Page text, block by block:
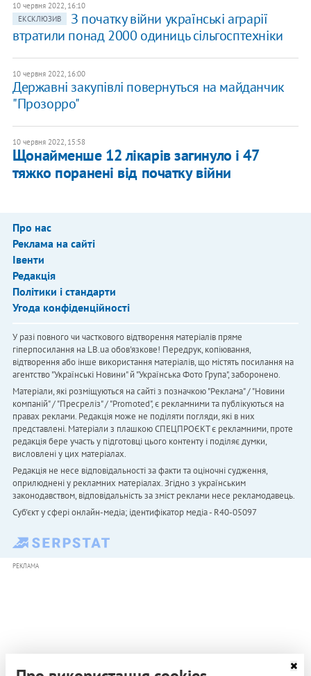
10 червня 2022, 16:10
ЕКСКЛЮЗИВ
З початку війни українські аграрії
втратили понад 2000 одиниць сільгосптехніки
10 червня 2022, 16:00
Державні закупівлі повернуться на майданчик
"Прозорро"
10 червня 2022, 15:58
Щонайменше 12 лікарів загинуло і 47
тяжко поранені від початку війни
Про нас
Реклама на сайті
Івенти
Редакція
Політики і стандарти
Угода конфіденційності
У разі повного чи часткового відтворення матеріалів пряме
гіперпосилання на LB.ua обов'язкове! Передрук, копіювання,
відтворення або інше використання матеріалів, що містять посилання на
агентство "Українськi Новини" й "Українська Фото Група", заборонено.
Матеріали, які розміщуються на сайті з позначкою "Реклама" / "Новини
компаній" / "Пресреліз" / "Promoted", є рекламними та публікуються на
правах реклами. Редакція може не поділяти погляди, які в них
представлені. Матеріали з плашкою СПЕЦПРОЄКТ є рекламними, проте
редакція бере участь у підготовці цього контенту і поділяє думки,
висловлені у цих матеріалах.
Редакція не несе відповідальності за факти та оціночні судження,
оприлюднені у рекламних матеріалах. Згідно з українським
законодавством, відповідальність за зміст реклами несе рекламодавець.
Cуб'єкт у сфері онлайн-медіа; ідентифікатор медіа - R40-05097
РЕКЛАМА